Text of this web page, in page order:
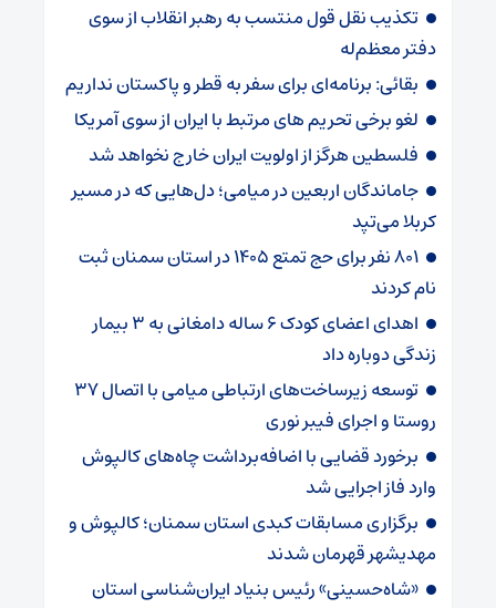
تکذیب نقل قول منتسب به رهبر انقلاب از سوی
دفتر معظم‌له
بقائی: برنامه‌ای برای سفر به قطر و پاکستان نداریم
لغو برخی تحریم های مرتبط با ایران از سوی آمریکا
فلسطین هرگز از اولویت ایران خارج نخواهد شد
جاماندگان اربعین در میامی؛ دل‌هایی که در مسیر
کربلا می‌تپد
۸۰۱ نفر برای حج تمتع ۱۴۰۵ در استان سمنان ثبت
نام کردند
اهدای اعضای کودک ۶ ساله دامغانی به ۳ بیمار
زندگی دوباره داد
توسعه زیرساخت‌های ارتباطی میامی با اتصال ۳۷
روستا و اجرای فیبر نوری
برخورد قضایی با اضافه‌برداشت چاه‌های کالپوش
وارد فاز اجرایی شد
برگزاری مسابقات کبدی استان سمنان؛ کالپوش و
مهدیشهر قهرمان شدند
«شاه‌حسینی» رئیس بنیاد ایران‌شناسی استان